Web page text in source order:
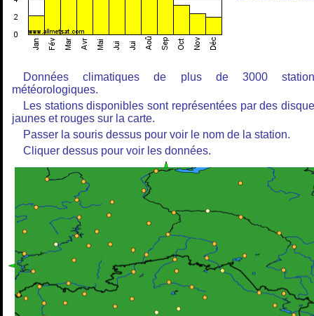
Données climatiques de plus de 3000
météorologiques.
Les stations disponibles sont représentées par des
jaunes et rouges sur la carte.
Passer la souris dessus pour voir le nom de la station.
Cliquer dessus pour voir les données.